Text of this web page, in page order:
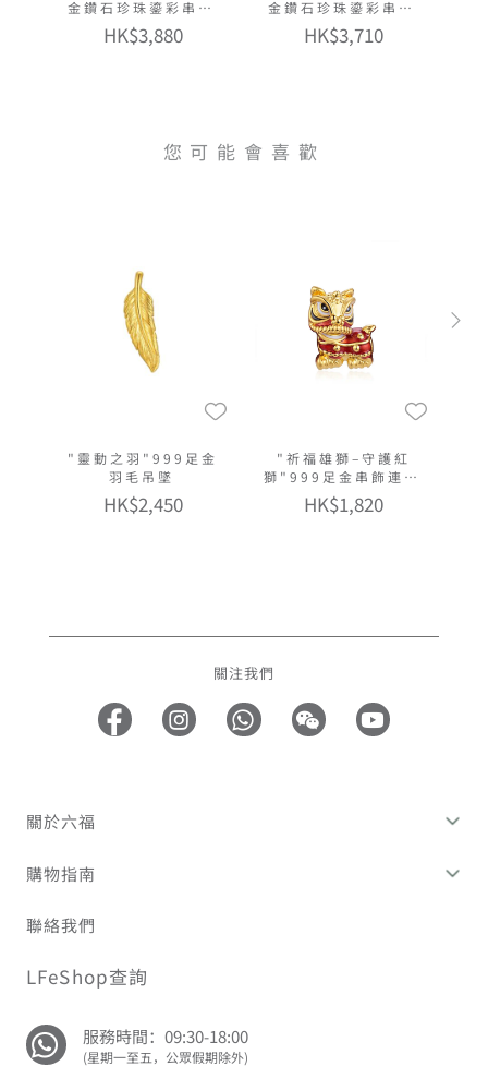
金鑽石珍珠鎏彩串飾
連手繩
HK$3,880
金鑽石珍珠鎏彩串飾
連手繩
HK$3,710
您可能會喜歡
"靈動之羽"999足金
羽毛吊墜
HK$2,450
"祈福雄獅–守護紅
獅"999足金串飾連手
繩
HK$1,820
關注我們
關於六福
購物指南
聯絡我們
LFeShop查詢
服務時間：09:30-18:00
(星期一至五，公眾假期除外)